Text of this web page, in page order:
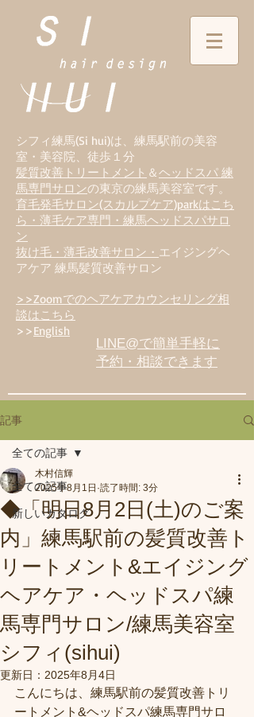
シフィ練馬(Si hui)は、 練馬駅前の美容
室・美容院、徒歩１分
髪質改善トリートメント ＆ヘッドスパ 練
馬専門サロンの東京の練馬美容室です。
育毛発毛サロン(スカルプケア)parkはこち
ら・薄毛ケア専門・練馬ヘッドスパサロ
ン
抜け毛・薄毛改善サロン・ エイジングヘ
アケア 練馬髪質改善サロン
>>Zoomでのヘアケアカウンセリング相
談はこちら
>>English
LINE@で簡単手軽に
予約・相談できます
記事
全ての記事
新しいカタログ
全ての記事
◆「明日8月2日(土)のご案
内」練馬駅前の髪質改善ト
リートメント&エイジング
ヘアケア・ヘッドスパ練
馬専門サロン/練馬美容室
シフィ(sihui)
木村信輝
2025年8月1日 読了時間: 3分
更新日： 2025年8月4日
こんにちは、練馬駅前の髪質改善トリ
ートメント&ヘッドスパ練馬専門サロ